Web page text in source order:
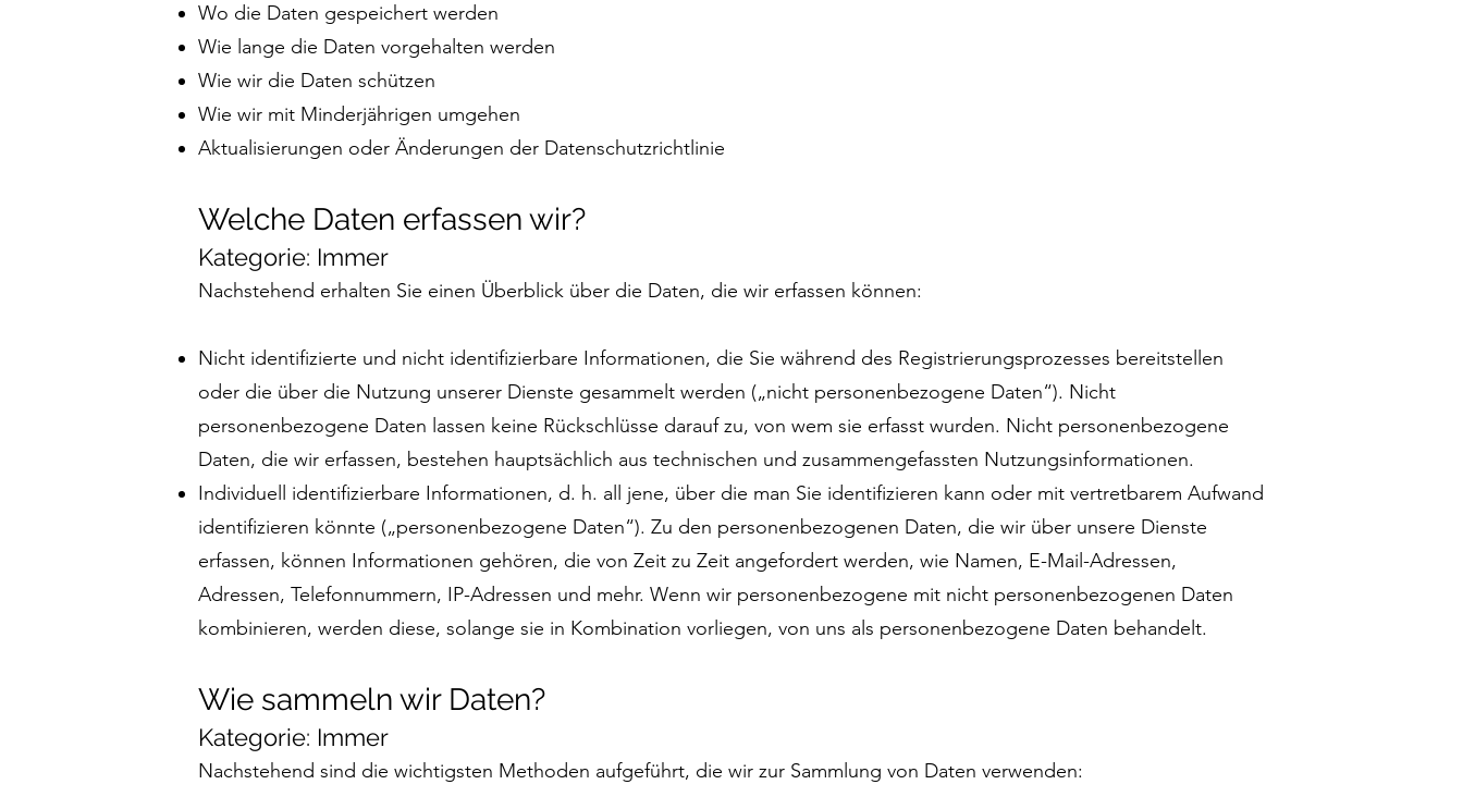
Wo die Daten gespeichert werden
Wie lange die Daten vorgehalten werden
Wie wir die Daten schützen
Wie wir mit Minderjährigen umgehen
Aktualisierungen oder Änderungen der Datenschutzrichtlinie
Welche Daten erfassen wir?
Kategorie: Immer
Nachstehend erhalten Sie einen Überblick über die Daten, die wir erfassen können:
Nicht identifizierte und nicht identifizierbare Informationen, die Sie während des Registrierungsprozesses bereitstellen
oder die über die Nutzung unserer Dienste gesammelt werden („nicht personenbezogene Daten“). Nicht
personenbezogene Daten lassen keine Rückschlüsse darauf zu, von wem sie erfasst wurden. Nicht personenbezogene
Daten, die wir erfassen, bestehen hauptsächlich aus technischen und zusammengefassten Nutzungsinformationen.
Individuell identifizierbare Informationen, d. h. all jene, über die man Sie identifizieren kann oder mit vertretbarem Aufwand
identifizieren könnte („personenbezogene Daten“). Zu den personenbezogenen Daten, die wir über unsere Dienste
erfassen, können Informationen gehören, die von Zeit zu Zeit angefordert werden, wie Namen, E-Mail-Adressen,
Adressen, Telefonnummern, IP-Adressen und mehr. Wenn wir personenbezogene mit nicht personenbezogenen Daten
kombinieren, werden diese, solange sie in Kombination vorliegen, von uns als personenbezogene Daten behandelt.
Wie sammeln wir Daten?
Kategorie: Immer
Nachstehend sind die wichtigsten Methoden aufgeführt, die wir zur Sammlung von Daten verwenden: